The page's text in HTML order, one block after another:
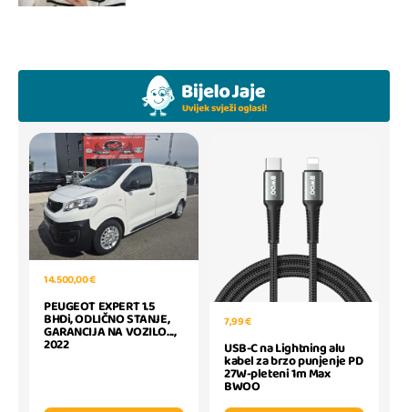
14.500,00 €
PEUGEOT EXPERT 1.5
BHDi, ODLIČNO STANJE,
GARANCIJA NA VOZILO...,
2022
7,99 €
USB-C na Lightning alu
kabel za brzo punjenje PD
27W-pleteni 1m Max
BWOO